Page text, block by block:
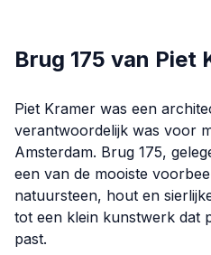
Brug 175 van Piet
Piet Kramer was een
verantwoordelijk was voor
Amsterdam. Brug 175,
een van de mooiste
natuursteen, hout en
tot een klein kunstwerk dat
past.